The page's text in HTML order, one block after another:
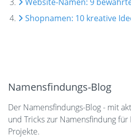
Shopnamen: 10 kreative
Namensfindungs-Blog
Der Namensfindungs-Blog - mit
und Tricks zur Namensfindung
Projekte.